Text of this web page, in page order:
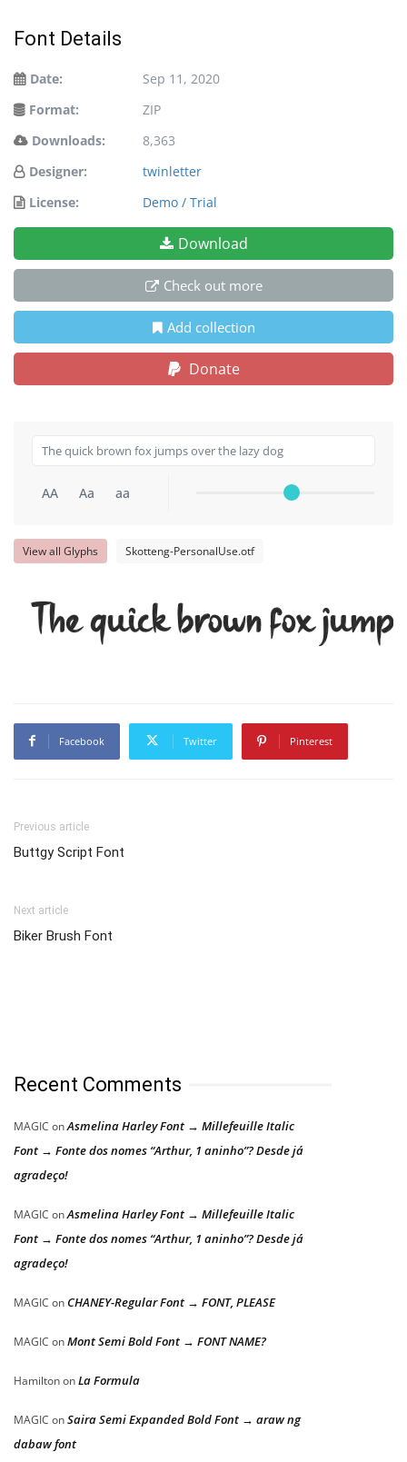
Font Details
Date:
Sep 11, 2020
Format:
ZIP
Downloads:
8,363
Designer:
twinletter
License:
Demo / Trial
Download
Check out more
Add collection
Donate
AA Aa aa
View all Glyphs Skotteng-PersonalUse.otf
The quick brown fox
Facebook Twitter Pinterest
Previous article
Buttgy Script Font
Next article
Biker Brush Font
Recent Comments
MAGIC onAsmelina Harley Font → Millefeuille Italic
Font → Fonte dos nomes “Arthur, 1 aninho”? Desde já
agradeço!
MAGIC onAsmelina Harley Font → Millefeuille Italic
Font → Fonte dos nomes “Arthur, 1 aninho”? Desde já
agradeço!
MAGIC on CHANEY-Regular Font → FONT, PLEASE
MAGIC onMont Semi Bold Font → FONT NAME?
HamiltononLa Formula
MAGIC onSaira Semi Expanded Bold Font → araw ng
dabaw font